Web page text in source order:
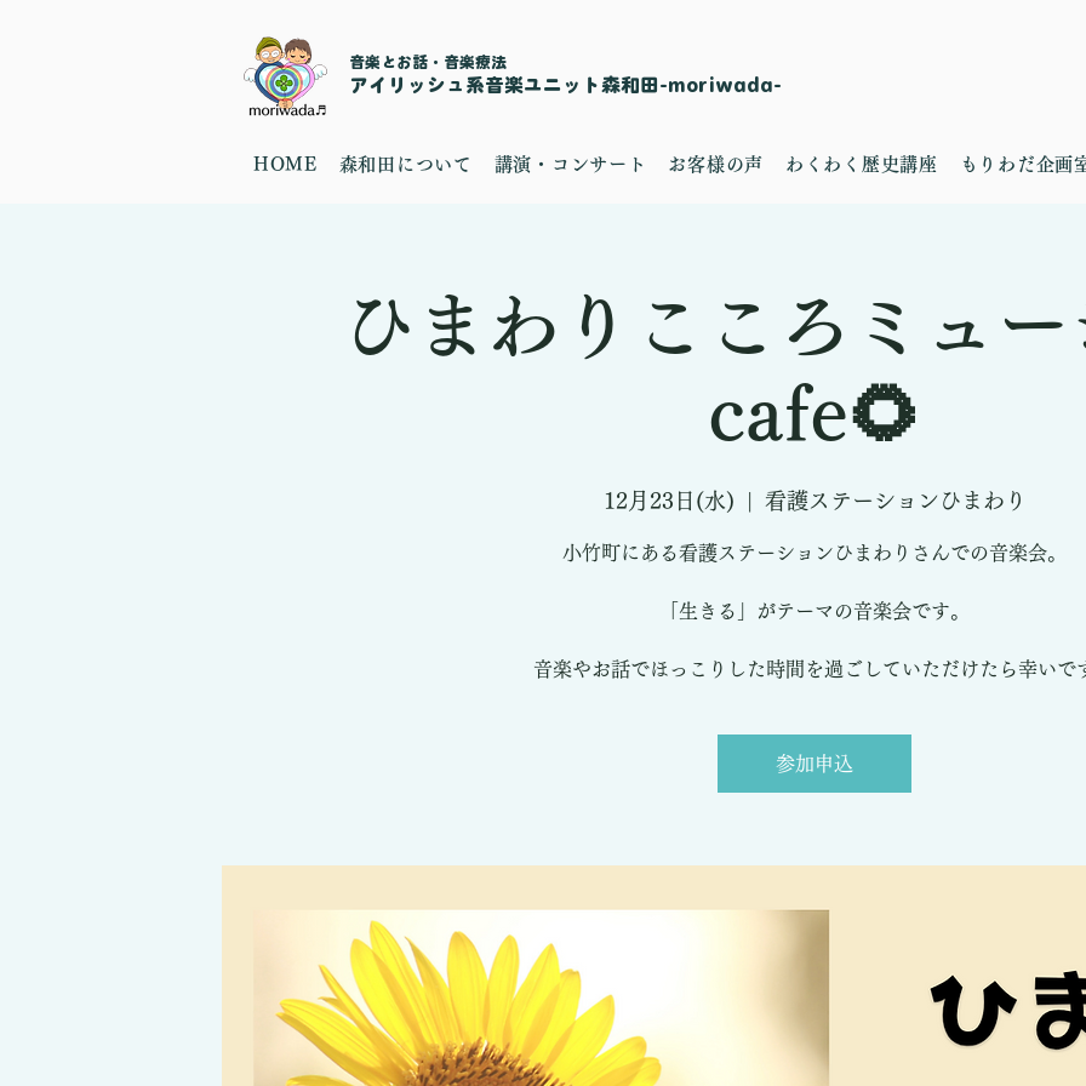
音楽とお話・音楽療法
​アイリッシュ系音楽ユニット森和田-moriwada-
HOME 森和田について 講演・コンサート お客様の声 わくわく歴史講座 もりわだ企画
ひまわりこころミュ
cafe🌻
12月23日(水) 看護ステーションひまわり
小竹町にある看護ステーションひまわりさんでの音楽会。
「生きる」がテーマの音楽会です。
音楽やお話でほっこりした時間を過ごしていただけたら幸いで
参加申込